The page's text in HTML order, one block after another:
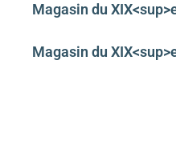
Magasin du
Magasin du